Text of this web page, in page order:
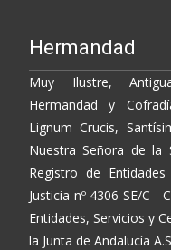
Hermandad
Muy Ilustre,
Hermandad y
Lignum Crucis,
Nuestra Señora de la
Registro de
Justicia nº 4306-SE/C -
Entidades, Servicios y
la Junta de Andalucía